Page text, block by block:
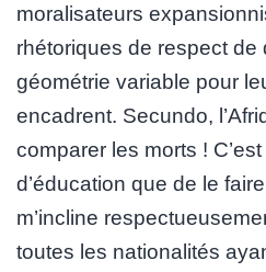
moralisateurs
rhétoriques de respect de
géométrie variable pour
encadrent. Secundo,
comparer les morts !
d’éducation que de le
m’incline
toutes les nationalités